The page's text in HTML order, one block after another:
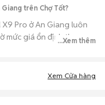
trên Chợ Tốt?
Pro ở An Giang luôn
mức giá ổn định theo
chọn về tỷ lệ phần trăm
...Xem thêm
Xem Cửa hàng